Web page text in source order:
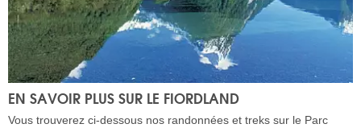
EN SAVOIR PLUS SUR LE FIORDLAND
Vous trouverez ci-dessous nos randonnées et treks sur le Parc